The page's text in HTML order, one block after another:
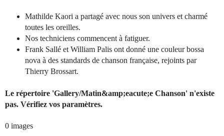
Mathilde Kaori a partagé avec nous son univers et charmé
toutes les oreilles.
Nos techniciens commencent à fatiguer.
Frank Sallé et William Palis ont donné une couleur bossa
nova à des standards de chanson française, rejoints par
Thierry Brossart.
Le répertoire 'Gallery/Matin&amp;eacute;e Chanson' n'existe
pas. Vérifiez vos paramètres.
0 images